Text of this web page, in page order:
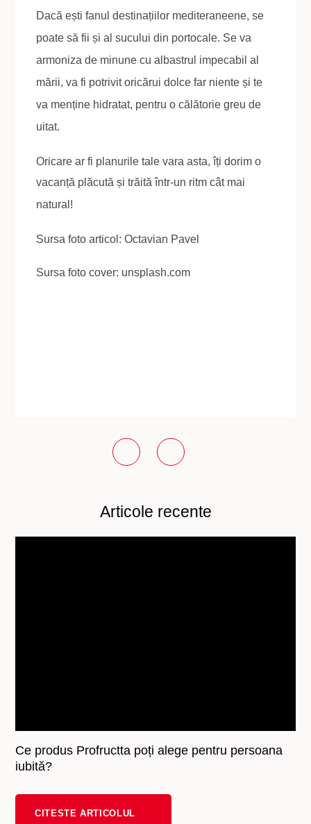
Dacă ești fanul destinațiilor mediteraneene, se
poate să fii și al sucului din portocale. Se va
armoniza de minune cu albastrul impecabil al
mării, va fi potrivit oricărui dolce far niente și te
va menține hidratat, pentru o călătorie greu de
uitat.
Oricare ar fi planurile tale vara asta, îți dorim o
vacanță plăcută și trăită într-un ritm cât mai
natural!
Sursa foto articol: Octavian Pavel
Sursa foto cover: unsplash.com
Articole recente
Ce produs Profructta poți alege pentru persoana
iubită?
CITESTE ARTICOLUL